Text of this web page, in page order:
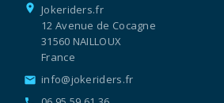
location_on
Jokeriders.fr
12 Avenue de Cocagne
31560 NAILLOUX
France
email info@jokeriders.fr